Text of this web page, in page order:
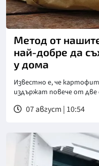
Снимка: Пиксабей
Метод от
най-добре да
у дома
Известно е, че
издържат повече от две
07 август | 10:54